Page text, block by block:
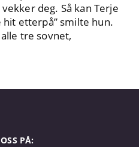
deg. Så kan Terje
etterpå” smilte hun.
tre sovnet,
PÅ: